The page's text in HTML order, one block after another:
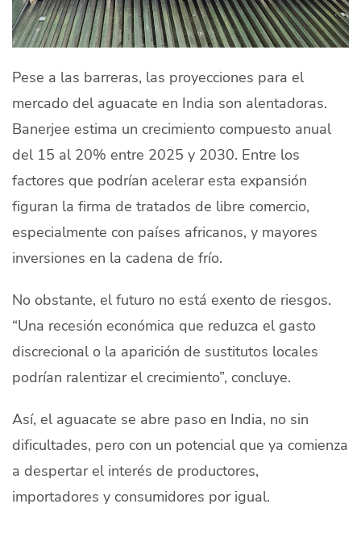
Pese a las barreras, las proyecciones para el
mercado del aguacate en India son alentadoras.
Banerjee estima un crecimiento compuesto anual
del 15 al 20% entre 2025 y 2030. Entre los
factores que podrían acelerar esta expansión
figuran la firma de tratados de libre comercio,
especialmente con países africanos, y mayores
inversiones en la cadena de frío.
No obstante, el futuro no está exento de riesgos.
“Una recesión económica que reduzca el gasto
discrecional o la aparición de sustitutos locales
podrían ralentizar el crecimiento”, concluye.
Así, el aguacate se abre paso en India, no sin
dificultades, pero con un potencial que ya comienza
a despertar el interés de productores,
importadores y consumidores por igual.